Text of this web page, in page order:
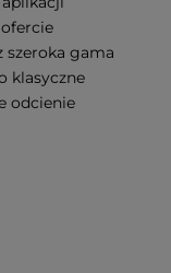
szeroka gama
klasyczne
odcienie